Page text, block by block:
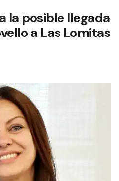
la posible llegada
a Las Lomitas